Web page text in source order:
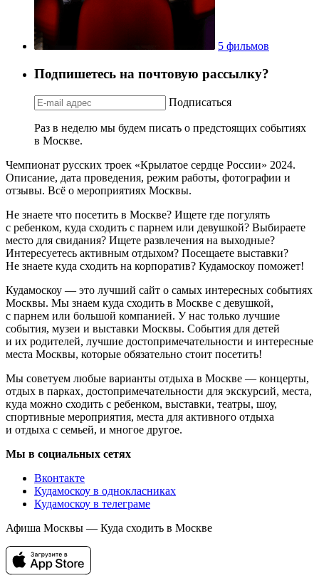
5 фильмов
Подпишетесь на почтовую рассылку?
Подписаться
Раз в неделю мы будем писать о предстоящих событиях
в Москве.
Чемпионат русских троек «Крылатое сердце России» 2024.
Описание, дата проведения, режим работы, фотографии и
отзывы. Всё о мероприятиях Москвы.
Не знаете что посетить в Москве? Ищете где погулять
с ребенком, куда сходить с парнем или девушкой? Выбираете
место для свидания? Ищете развлечения на выходные?
Интересуетесь активным отдыхом? Посещаете выставки?
Не знаете куда сходить на корпоратив? Кудамоскоу поможет!
Кудамоскоу — это лучший сайт о самых интересных событиях
Москвы. Мы знаем куда сходить в Москве с девушкой,
с парнем или большой компанией. У нас только лучшие
события, музеи и выставки Москвы. События для детей
и их родителей, лучшие достопримечательности и интересные
места Москвы, которые обязательно стоит посетить!
Мы советуем любые варианты отдыха в Москве — концерты,
отдых в парках, достопримечательности для экскурсий, места,
куда можно сходить с ребенком, выставки, театры, шоу,
спортивные мероприятия, места для активного отдыха
и отдыха с семьей, и многое другое.
Мы в социальных сетях
Вконтакте
Кудамоскоу в однокласниках
Кудамоскоу в телеграме
Афиша Москвы — Куда сходить в Москве